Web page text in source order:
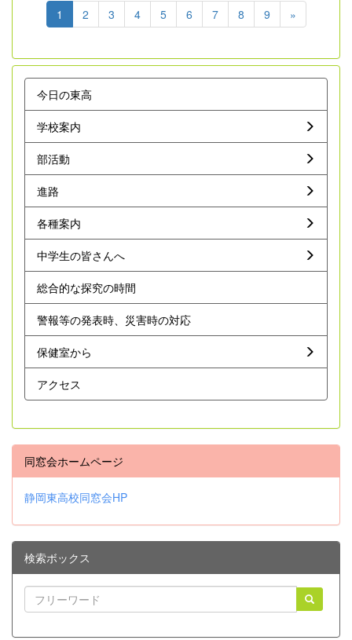
1 2 3 4 5 6 7 8 9 »
今日の東高
学校案内
部活動
進路
各種案内
中学生の皆さんへ
総合的な探究の時間
警報等の発表時、災害時の対応
保健室から
アクセス
同窓会ホームページ
静岡東高校同窓会HP
検索ボックス